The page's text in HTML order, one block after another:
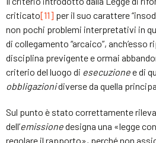
criticato[11] per il suo carattere
non pochi problemi interpretativi in
di collegamento “arcaico”, anch’esso
disciplina previgente e ormai
criterio del luogo di esecuzionee di
obbligazionidiverse da quella
Sul punto è stato correttamente
dell’emissionedesigna una «legge
regolare il rapporto», perché non